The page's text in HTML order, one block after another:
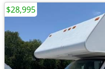
$28,995